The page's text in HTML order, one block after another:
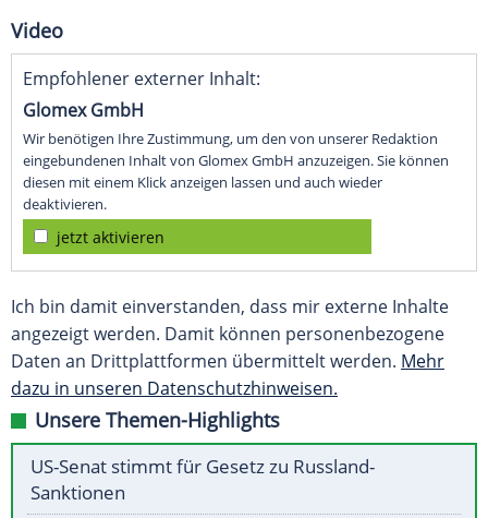
Video
Empfohlener externer Inhalt:
Glomex GmbH
Wir benötigen Ihre Zustimmung, um den von unserer Redaktion
eingebundenen Inhalt von Glomex GmbH anzuzeigen. Sie können
diesen mit einem Klick anzeigen lassen und auch wieder
deaktivieren.
jetzt aktivieren
Ich bin damit einverstanden, dass mir externe Inhalte
angezeigt werden. Damit können personenbezogene
Daten an Drittplattformen übermittelt werden. Mehr
dazu in unseren Datenschutzhinweisen.
Unsere Themen-Highlights
US-Senat stimmt für Gesetz zu Russland-
Sanktionen